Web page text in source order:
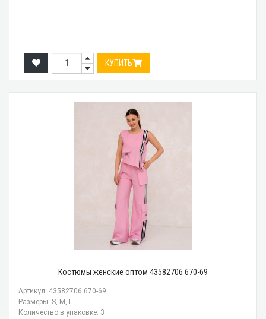
КУПИТЬ
Костюмы женские оптом 43582706 670-69
Артикул: 43582706 670-69
Размеры: S, M, L
Количество в упаковке: 3